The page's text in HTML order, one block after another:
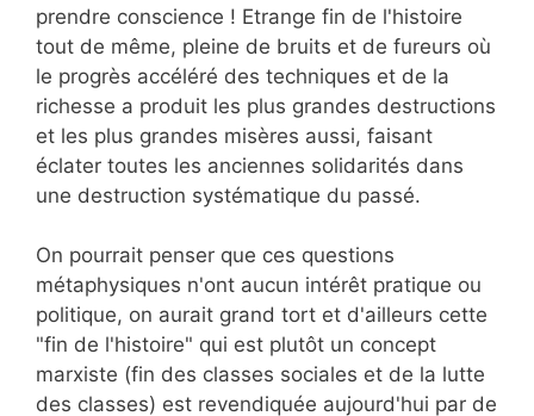
prendre conscience ! Etrange fin de l'histoire
tout de même, pleine de bruits et de fureurs où
le progrès accéléré des techniques et de la
richesse a produit les plus grandes destructions
et les plus grandes misères aussi, faisant
éclater toutes les anciennes solidarités dans
une destruction systématique du passé.
On pourrait penser que ces questions
métaphysiques n'ont aucun intérêt pratique ou
politique, on aurait grand tort et d'ailleurs cette
"fin de l'histoire" qui est plutôt un concept
marxiste (fin des classes sociales et de la lutte
des classes) est revendiquée aujourd'hui par de